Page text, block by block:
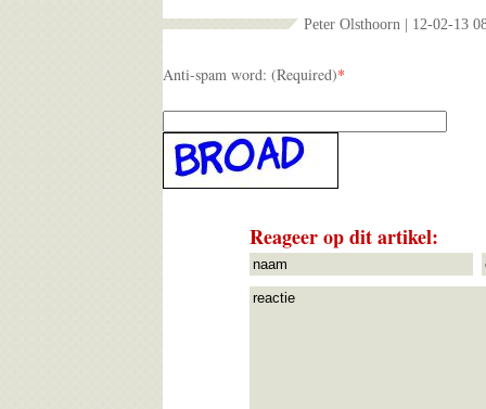
Peter Olsthoorn | 12-02-13
Anti-spam word: (Required)*
Reageer op dit artikel: